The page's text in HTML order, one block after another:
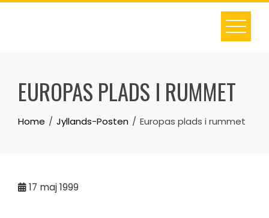
Skip
EUROPAS PLADS I RUMMET
Home Jyllands-Posten Europas plads i rummet
17 maj 1999